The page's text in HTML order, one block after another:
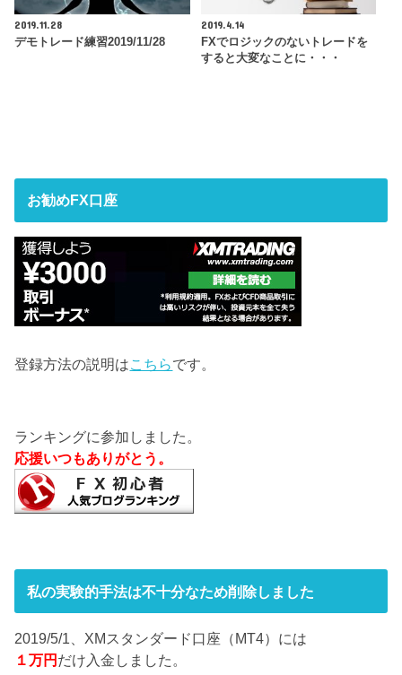
2019.11.28
デモトレード練習2019/11/28
2019.4.14
FXでロジックのないトレードを
すると大変なことに・・・
お勧めFX口座
登録方法の説明はこちらです。
ランキングに参加しました。
応援いつもありがとう。
私の実験的手法は不十分なため削除しました
2019/5/1、XMスタンダード口座（MT4）には
１万円 だけ入金しました。